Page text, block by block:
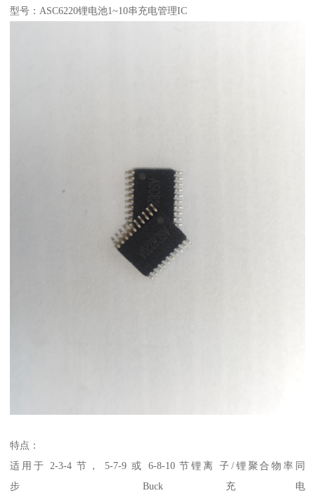
型号：ASC6220锂电池1~10串充电管理IC
特点：
适用于 2-3-4 节， 5-7-9 或 6-8-10 节锂离 子/锂聚合物率同
步 Buck 充电